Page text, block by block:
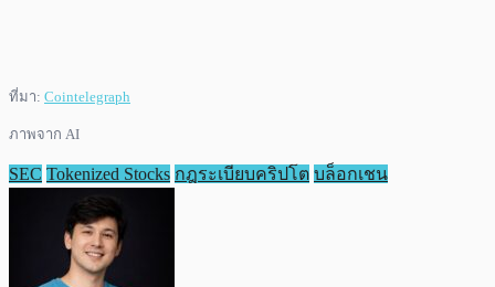
ที่มา: Cointelegraph
ภาพจาก AI
SEC Tokenized Stocks กฎระเบียบคริปโต บล็อกเชน